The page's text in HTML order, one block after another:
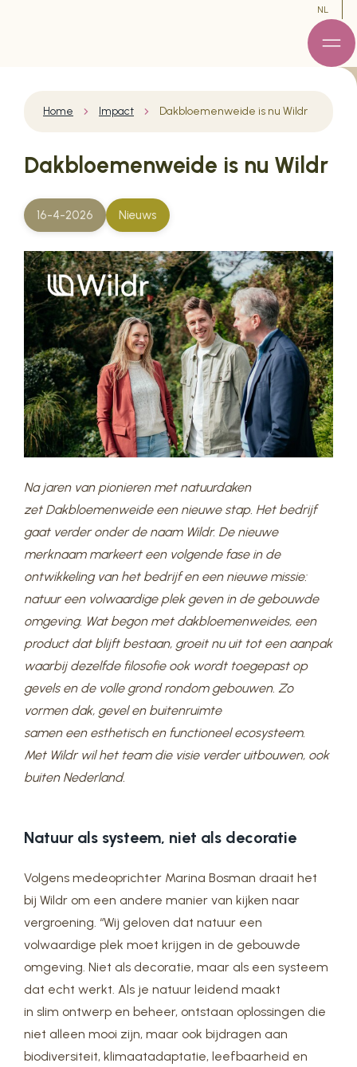
NL
Home Impact Dakbloemenweide is nu Wildr
Dakbloemenweide is nu Wildr
16-4-2026 Nieuws
Na jaren van pionieren met natuurdaken
zet Dakbloemenweide een nieuwe stap. Het bedrijf
gaat verder onder de naam Wildr. De nieuwe
merknaam markeert een volgende fase in de
ontwikkeling van het bedrijf en een nieuwe missie:
natuur een volwaardige plek geven in de gebouwde
omgeving. Wat begon met dakbloemenweides, een
product dat blijft bestaan, groeit nu uit tot een aanpak
waarbij dezelfde filosofie ook wordt toegepast op
gevels en de volle grond rondom gebouwen. Zo
vormen dak, gevel en buitenruimte
samen een esthetisch en functioneel ecosysteem.
Met Wildr wil het team die visie verder uitbouwen, ook
buiten Nederland.
Natuur als systeem, niet als decoratie
Volgens medeoprichter Marina Bosman draait het
bij Wildr om een andere manier van kijken naar
vergroening. “Wij geloven dat natuur een
volwaardige plek moet krijgen in de gebouwde
omgeving. Niet als decoratie, maar als een systeem
dat echt werkt. Als je natuur leidend maakt
in slim ontwerp en beheer, ontstaan oplossingen die
niet alleen mooi zijn, maar ook bijdragen aan
biodiversiteit, klimaatadaptatie, leefbaarheid en